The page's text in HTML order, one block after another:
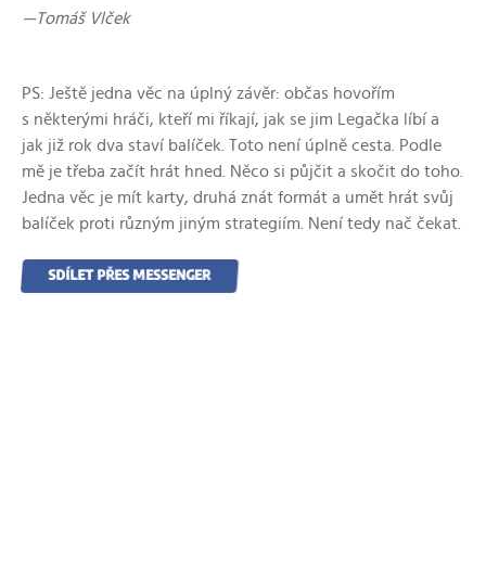
—Tomáš Vlček
PS: Ještě jedna věc na úplný závěr: občas hovořím
s některými hráči, kteří mi říkají, jak se jim Legačka líbí a
jak již rok dva staví balíček. Toto není úplně cesta. Podle
mě je třeba začít hrát hned. Něco si půjčit a skočit do toho.
Jedna věc je mít karty, druhá znát formát a umět hrát svůj
balíček proti různým jiným strategiím. Není tedy nač čekat.
SDÍLET PŘES MESSENGER